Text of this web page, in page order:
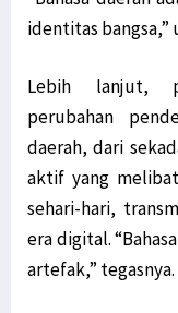
identitas bangsa,”
Lebih lanjut,
perubahan
daerah, dari
aktif yang
sehari-hari,
era digital.
artefak,” tegasnya.